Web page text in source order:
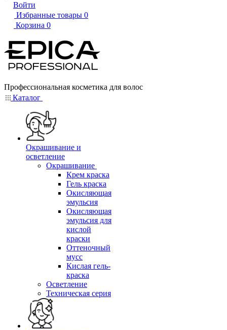
Войти
Избранные товары 0
Корзина 0
Профессиональная косметика для волос
Каталог
Окрашивание и
осветление
Окрашивание
Крем краска
Гель краска
Окисляющая
эмульсия
Окисляющая
эмульсия для
кислой
краски
Оттеночный
мусс
Кислая гель-
краска
Осветление
Техническая серия